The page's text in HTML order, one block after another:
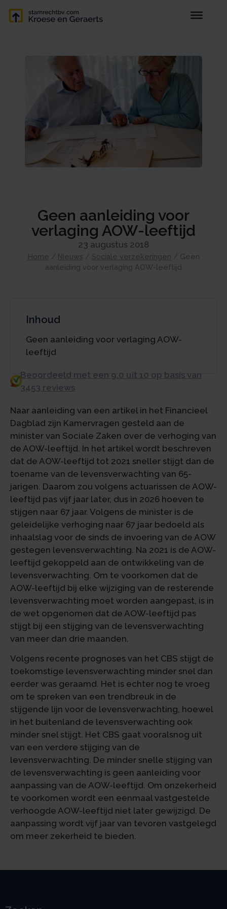
Geen aanleiding voor
verlaging AOW-leeftijd
23 augustus 2018
Home / Nieuws / Sociale verzekeringen / Geen
aanleiding voor verlaging AOW-leeftijd
Inhoud
Geen aanleiding voor verlaging AOW-
leeftijd
Beoordeeld met een 9.0 uit 10 op basis van
3453 reviews
Naar aanleiding van een artikel in het Financieel
Dagblad zijn Kamervragen gesteld aan de
minister van Sociale Zaken over de verhoging van
de AOW-leeftijd. In het artikel wordt beschreven
dat de AOW-leeftijd tot 2021 sneller stijgt dan de
toename van de levensverwachting van 65-
jarigen. Daarom zou volgens actuarissen de AOW-
leeftijd pas vijf jaar later, dus in 2026 hoeven te
stijgen naar 67 jaar. Volgens de minister is de
geleidelijke verhoging naar 67 jaar bedoeld als
inhaalslag voor de sinds de invoering van de AOW
gestegen levensverwachting. Na 2021 is de AOW-
leeftijd gekoppeld aan de ontwikkeling van de
levensverwachting. Om te voorkomen dat de
AOW-leeftijd bij elke wijziging van de resterende
levensverwachting moet worden aangepast, is in
de wet opgenomen dat de AOW-leeftijd pas
stijgt bij een stijging van de levensverwachting
van meer dan drie maanden.
Volgens recente prognoses van het CBS stijgt de
toekomstige levensverwachting minder snel dan
eerder was geraamd. Het is echter nog te vroeg
om te spreken van een trendbreuk in de
stijgende lijn voor de levensverwachting, hoewel
in het buitenland de levensverwachting ook
minder snel stijgt. Het CBS gaat vooralsnog uit
van een verdere stijging van de
levensverwachting. De minder snelle stijging van
de levensverwachting is geen aanleiding voor
aanpassing van de AOW-leeftijd. Om onzekerheid
te voorkomen wordt een eenmaal vastgestelde
verhoogde AOW-leeftijd niet later gewijzigd. De
aanpassing wordt vijf jaar van tevoren vastgelegd
om meer zekerheid te bieden.